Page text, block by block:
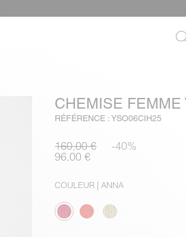
CHEMISE FEMME
RÉFÉRENCE : YSO06CIH25
160,00 € -40%
96,00 €
COULEUR | ANNA